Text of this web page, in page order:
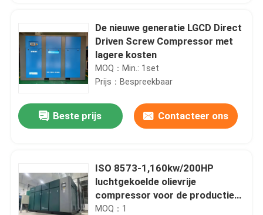
De nieuwe generatie LGCD Direct
Driven Screw Compressor met
lagere kosten
MOQ：Min.: 1set
Prijs：Bespreekbaar
Beste prijs Contacteer ons
ISO 8573-1,160kw/200HP
luchtgekoelde olievrije
compressor voor de productie
van voedingsmiddelen, dranken,
MOQ：1